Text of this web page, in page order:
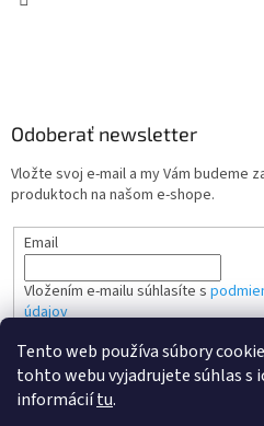
Tento web používa súbory
tohto webu vyjadrujete súhlas s
informáciítu.
Odoberať newsletter
Vložte svoj e-mail a my Vám budeme
produktoch na našom e-shope.
Email
Vložením e-mailu súhlasíte s
údajov
PRIHLÁSIŤ SA